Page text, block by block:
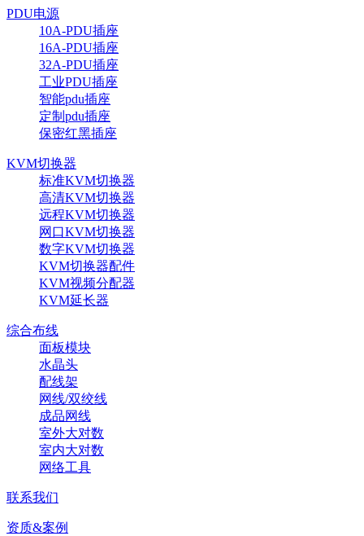
PDU电源
10A-PDU插座
16A-PDU插座
32A-PDU插座
工业PDU插座
智能pdu插座
定制pdu插座
保密红黑插座
KVM切换器
标准KVM切换器
高清KVM切换器
远程KVM切换器
网口KVM切换器
数字KVM切换器
KVM切换器配件
KVM视频分配器
KVM延长器
综合布线
面板模块
水晶头
配线架
网线/双绞线
成品网线
室外大对数
室内大对数
网络工具
联系我们
资质&案例